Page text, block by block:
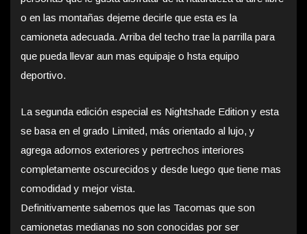
o en las montañas dejeme decirle que esta es la
camioneta adecuada. Arriba del techo trae la parrilla para
que pueda llevar aun mas equipaje o hsta equipo
deportivo.
La segunda edición especial es Nightshade Edition y esta
se basa en el grado Limited, más orientado al lujo, y
agrega adornos exteriores y pertrechos interiores
completamente oscurecidos y desde luego que tiene mas
comodidad y mejor vista.
Definitivamente sabemos que las Tacomas que son
camionetas medianas no son conocidas por ser